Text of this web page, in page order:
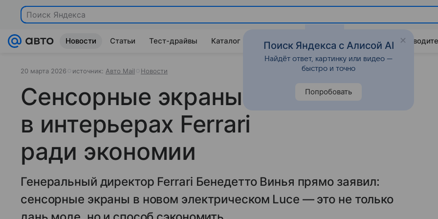
Поиск Яндекса
Новости Статьи Тест-драйвы Каталог Китайские авто Штрафы и ПДД
20 марта 2026 источник: Авто Mail Новости
Сенсорные экраны появятся
в интерьерах Ferrari
ради экономии
Генеральный директор Ferrari Бенедетто Винья прямо заявил:
сенсорные экраны в новом электрическом Luce — это не только
Поиск Яндекса с Алисой AI
Найдёт ответ, картинку или видео —
быстро и точно
Попробовать